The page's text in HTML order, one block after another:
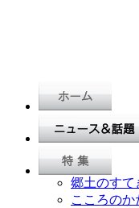
郷土のすて
こころのか